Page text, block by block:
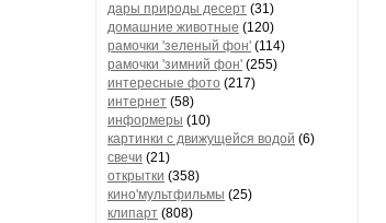
дары природы десерт (31)
домашние животные (120)
рамочки 'зеленый фон' (114)
рамочки 'зимний фон' (255)
интересные фото (217)
интернет (58)
информеры (10)
картинки с движущейся водой (6)
свечи (21)
открытки (358)
кино'мультфильмы (25)
клипарт (808)